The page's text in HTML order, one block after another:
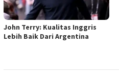
John Terry: Kualitas Inggris
Lebih Baik Dari Argentina